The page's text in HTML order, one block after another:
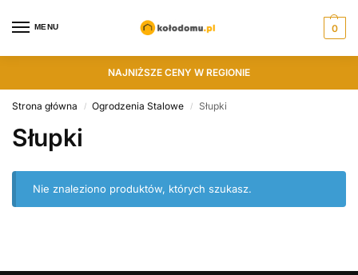
MENU 0
NAJNIŻSZE CENY W REGIONIE
Strona główna / Ogrodzenia Stalowe / Słupki
Słupki
Nie znaleziono produktów, których szukasz.